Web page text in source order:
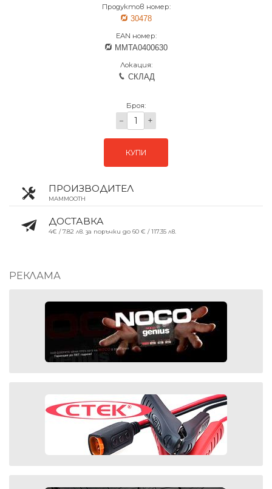
Продуктов номер:
30478
EAN номер:
MMTA0400630
Локация:
СКЛАД
Броя:
− +
КУПИ
ПРОИЗВОДИТЕЛ
MAMMOOTH
ДОСТАВКА
4€ / 7.82 лв. за поръчки до 60 € / 117.35 лв.
РЕКЛАМА